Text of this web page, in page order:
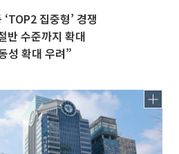
집중형’ 경쟁
반 수준까지 확대
성 확대 우려”